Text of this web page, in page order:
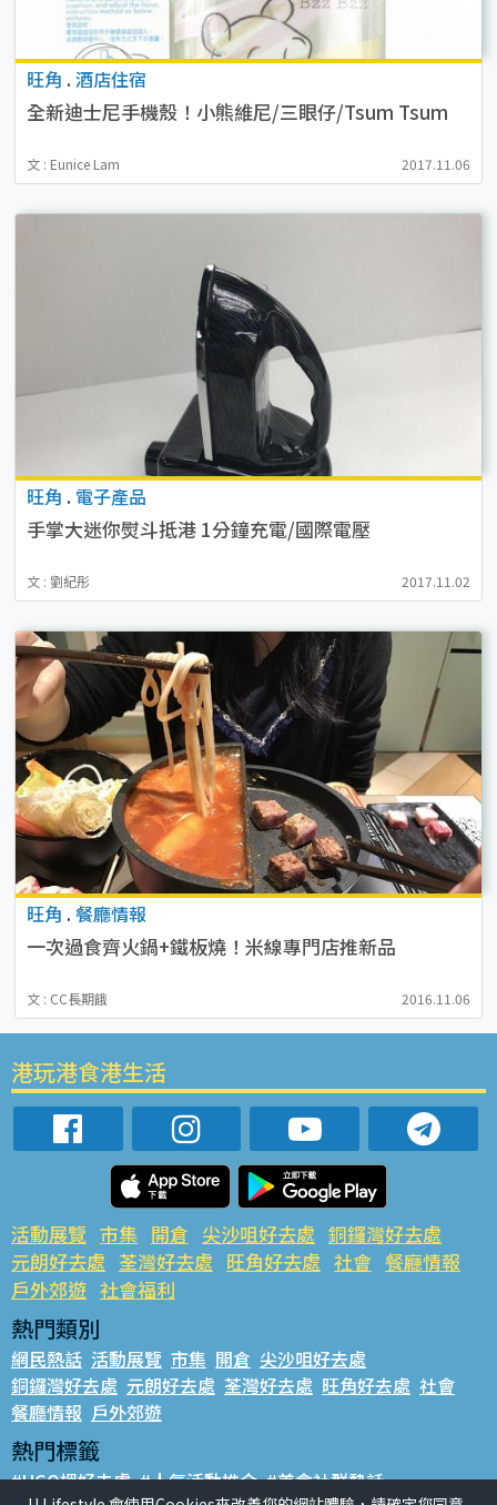
旺角 . 酒店住宿
全新迪士尼手機殼！小熊維尼/三眼仔/Tsum Tsum
文 : Eunice Lam 2017.11.06
旺角 . 電子產品
手掌大迷你熨斗抵港 1分鐘充電/國際電壓
文 : 劉紀彤 2017.11.02
旺角 . 餐廳情報
一次過食齊火鍋+鐵板燒！米線專門店推新品
文 : CC長期餓 2016.11.06
港玩港食港生活
活動展覽 市集 開倉 尖沙咀好去處 銅鑼灣好去處
元朗好去處 荃灣好去處 旺角好去處 社會 餐廳情報
戶外郊遊 社會福利
熱門類別
網民熱話 活動展覽 市集 開倉 尖沙咀好去處
銅鑼灣好去處 元朗好去處 荃灣好去處 旺角好去處 社會
餐廳情報 戶外郊遊
熱門標籤
#UGO搵好去處 #人氣活動推介 #美食社群熱話